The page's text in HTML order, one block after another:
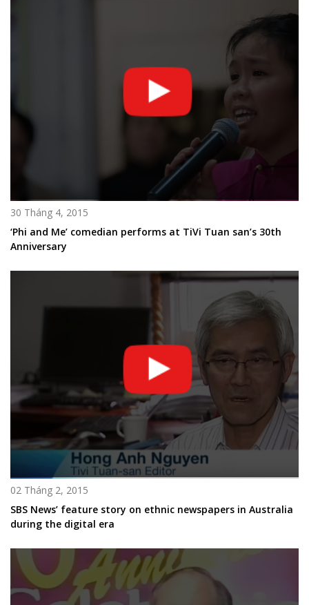
30 Tháng 4, 2015
‘Phi and Me’ comedian performs at TiVi Tuan san’s 30th
Anniversary
02 Tháng 2, 2015
SBS News’ feature story on ethnic newspapers in Australia
during the digital era